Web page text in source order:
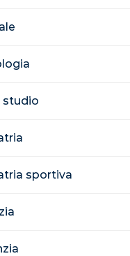
studio
sportiva